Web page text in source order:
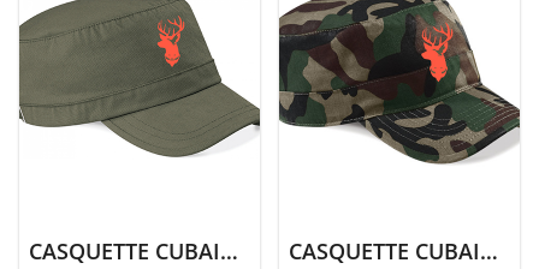
CASQUETTE CUBAINE | OLIVE GREEN CASQUETTE CUBAINE | CAMO